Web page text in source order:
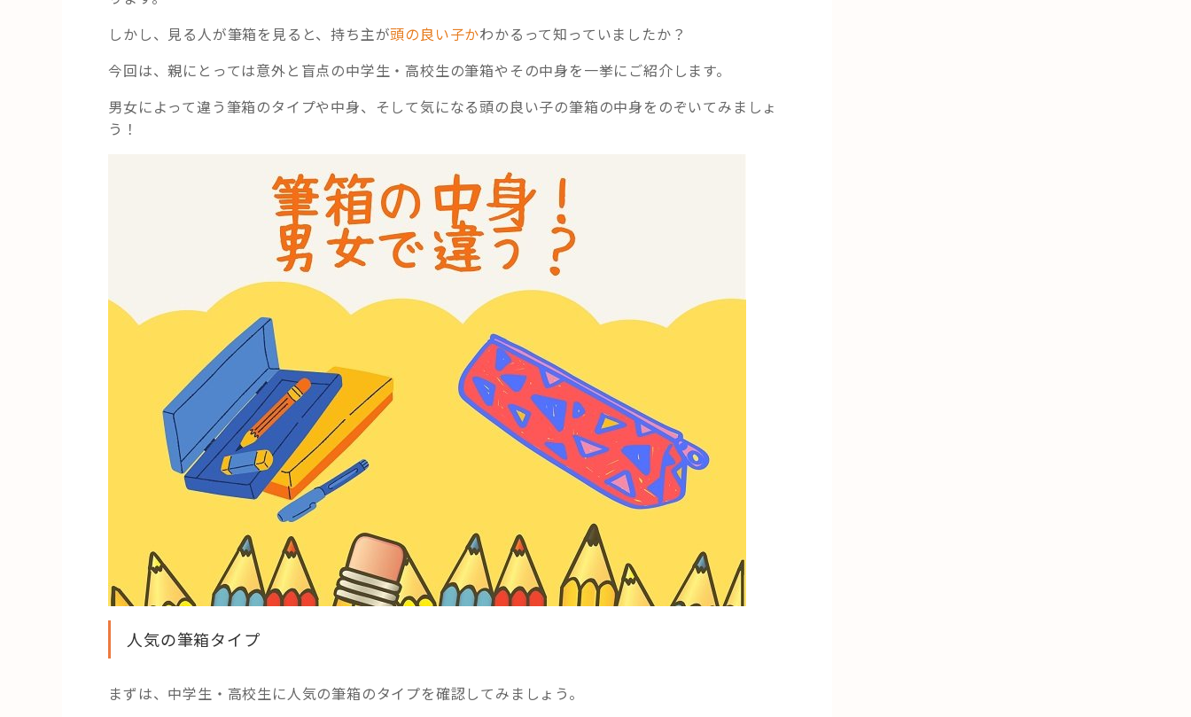
しかし、見る人が筆箱を見ると、持ち主が頭の良い子かわかるって知っていましたか？
今回は、親にとっては意外と盲点の中学生・高校生の筆箱やその中身を一挙にご紹介します。
男女によって違う筆箱のタイプや中身、そして気になる頭の良い子の筆箱の中身をのぞいてみましょ
う！
人気の筆箱タイプ
まずは、中学生・高校生に人気の筆箱のタイプを確認してみましょう。